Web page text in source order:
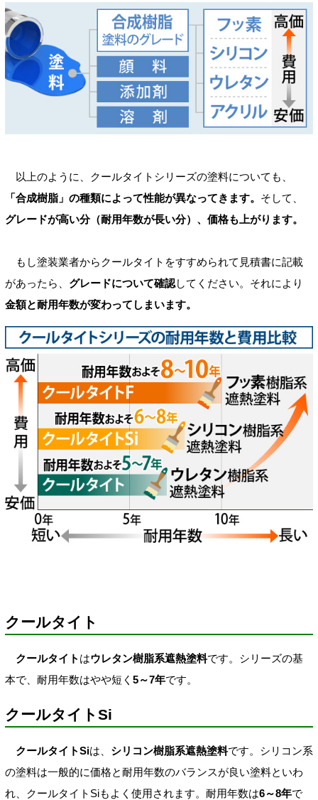
以上のように、クールタイトシリーズの塗料についても、
「合成樹脂」の種類によって性能が異なってきます。 そして、
グレードが高い分（耐用年数が長い分）、価格も上がります。
もし塗装業者からクールタイトをすすめられて見積書に記載
があったら、 グレードについて確認してください。それにより
金額と耐用年数が変わってしまいます。
クールタイト
クールタイト はウレタン樹脂系遮熱塗料です。シリーズの基
本で、耐用年数はやや短く 5～7年です。
クールタイトSi
クールタイトSiは、 シリコン樹脂系遮熱塗料です。シリコン系
の塗料は一般的に価格と耐用年数のバランスが良い塗料といわ
れ、クールタイトSiもよく使用されます。耐用年数は6～8年で